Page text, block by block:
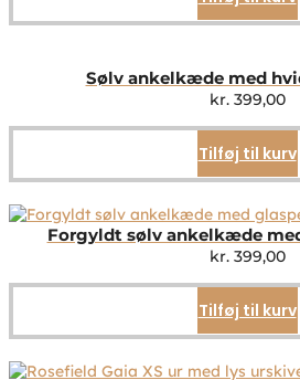
Sølv ankelkæde med
kr.399,00
Tilføj til kurv
Forgyldt sølv ankelkæde
kr.399,00
Tilføj til kurv